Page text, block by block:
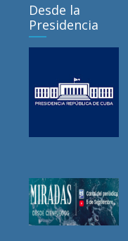
Desde la
Presidencia